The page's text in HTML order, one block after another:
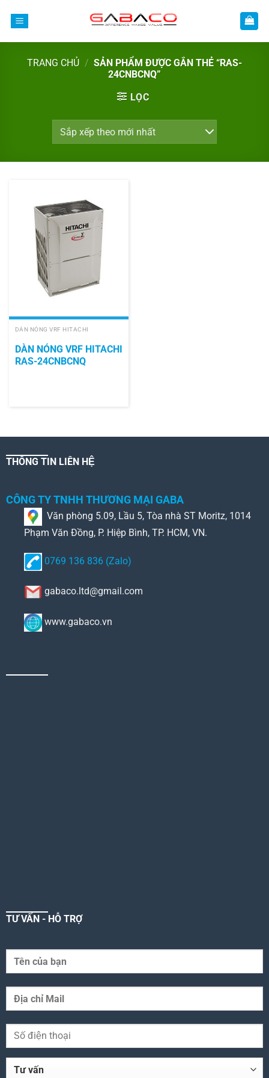
TRANG CHỦ / SẢN PHẨM ĐƯỢC GẮN THẺ “RAS-
24CNBCNQ”
LỌC
DÀN NÓNG VRF HITACHI
DÀN NÓNG VRF HITACHI
RAS-24CNBCNQ
THÔNG TIN LIÊN HỆ
CÔNG TY TNHH THƯƠNG MẠI GABA
Văn phòng 5.09, Lầu 5, Tòa nhà ST Moritz, 1014
Phạm Văn Đồng, P. Hiệp Bình, TP. HCM, VN.
0769 136 836 (Zalo)
gabaco.ltd@gmail.com
www.gabaco.vn
TƯ VẤN - HỖ TRỢ